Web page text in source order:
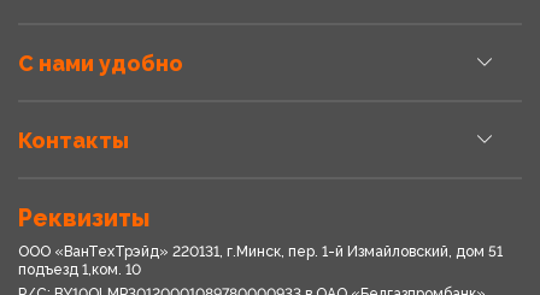
С нами удобно
Контакты
Реквизиты
ООО «ВанТехТрэйд» 220131, г.Минск, пер. 1-й Измайловский, дом 51
подъезд 1,ком. 10